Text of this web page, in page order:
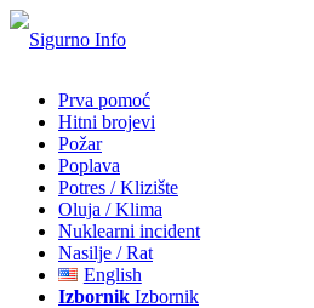
Prva pomoć
Hitni brojevi
Požar
Poplava
Potres / Klizište
Oluja / Klima
Nuklearni incident
Nasilje / Rat
English
Izbornik Izbornik